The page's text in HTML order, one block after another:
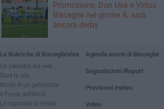
Promozione, Don Uva e Virtus
Bisceglie nel girone A: sarà
ancora derby
Le Rubriche di BisceglieViva
Un pediatra sul web
Dare la vita
Morte di un gettonista
Il Ponte dell'Almà
Le ragnatele di Ersilia
Agenda eventi di Bisceglie
Segnalazioni iReport
Previsioni meteo
Video